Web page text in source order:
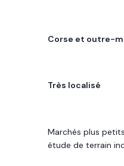
Corse et outre-
Très localisé
Marchés plus
étude de terrain